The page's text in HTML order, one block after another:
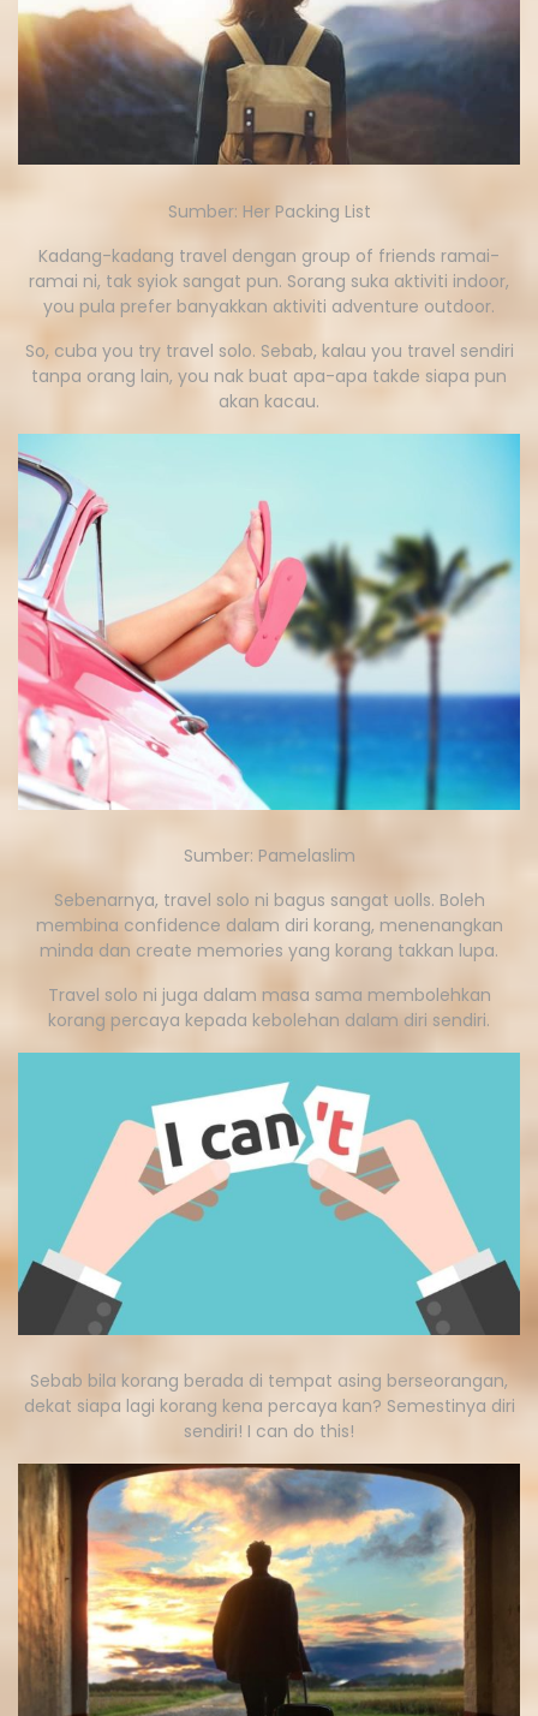
Sumber: Her Packing List
Kadang-kadang travel dengan group of friends ramai-
ramai ni, tak syiok sangat pun. Sorang suka aktiviti indoor,
you pula prefer banyakkan aktiviti adventure outdoor.
So, cuba you try travel solo. Sebab, kalau you travel sendiri
tanpa orang lain, you nak buat apa-apa takde siapa pun
akan kacau.
Sumber: Pamelaslim
Sebenarnya, travel solo ni bagus sangat uolls. Boleh
membina confidence dalam diri korang, menenangkan
minda dan create memories yang korang takkan lupa.
Travel solo ni juga dalam masa sama membolehkan
korang percaya kepada kebolehan dalam diri sendiri.
Sebab bila korang berada di tempat asing berseorangan,
dekat siapa lagi korang kena percaya kan? Semestinya diri
sendiri! I can do this!